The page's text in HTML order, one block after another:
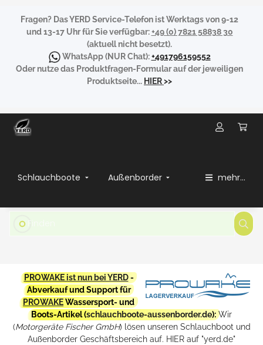
Fragen? Das YERD Service-Telefon ist Werktags von 9-12
und 13-17 Uhr für Sie verfügbar:+49 (0) 7821 58838 30
(aktuell nicht besetzt).
WhatsApp(NUR Chat):+491796159552
Oder nutze das Produktfragen-Formular auf der jeweiligen
Produktseite... HIER>>
Schlauchboote Außenborder mehr...
PROWAKE ist nun bei YERD-
Abverkauf und Support für
PROWAKEWassersport- und
Boots-Artikel (schlauchboote-aussenborder.de): Wir
(Motorgeräte Fischer GmbH) lösen unseren Schlauchboot und
Außenborder Geschäftsbereich auf. HIER auf "yerd.de"